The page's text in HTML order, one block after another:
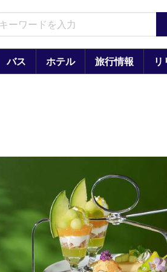
バス ホテル 旅行情報 リ